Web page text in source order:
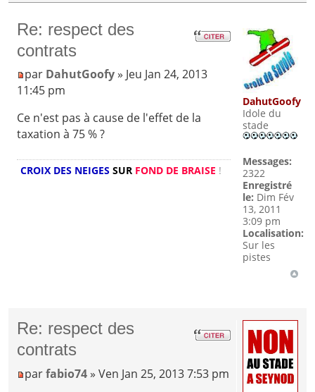
Re: respect des
contrats
par DahutGoofy» Jeu Jan 24, 2013
11:45 pm
Ce n'est pas à cause de l'effet de la
taxation à 75 % ?
CROIX DES NEIGES SUR FOND DE BRAISE !
DahutGoofy
Idole du
stade
Messages:
2322
Enregistré
le: Dim Fév
13, 2011
3:09 pm
Localisation:
Sur les
pistes
Re: respect des
contrats
parfabio74 » Ven Jan 25, 2013 7:53 pm